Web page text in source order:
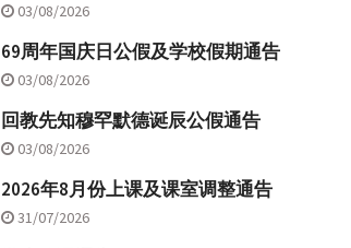
03/08/2026
69周年国庆日公假及学校假期通告
03/08/2026
回教先知穆罕默德诞辰公假通告
03/08/2026
2026年8月份上课及课室调整通告
31/07/2026